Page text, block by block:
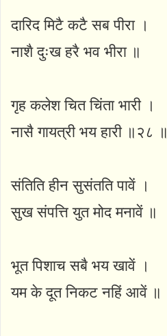
दारिद मिटै कटै सब पीरा ।
नाशै दुःख हरै भव भीरा ॥
गृह कलेश चित चिंता भारी ।
नासै गायत्री भय हारी ॥२८ ॥
संतिति हीन सुसंतति पावें ।
सुख संपत्ति युत मोद मनावें ॥
भूत पिशाच सबै भय खावें ।
यम के दूत निकट नहिं आवें ॥